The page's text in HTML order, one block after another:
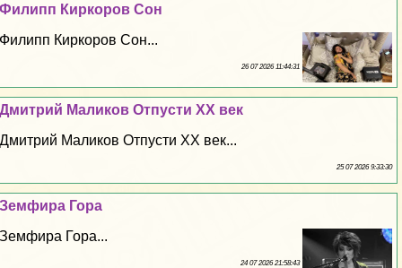
Филипп Киркоров Сон
Филипп Киркоров Сон...
26 07 2026 11:44:31
Дмитрий Маликов Отпусти XX век
Дмитрий Маликов Отпусти XX век...
25 07 2026 9:33:30
Земфира Гора
Земфира Гора...
24 07 2026 21:58:43